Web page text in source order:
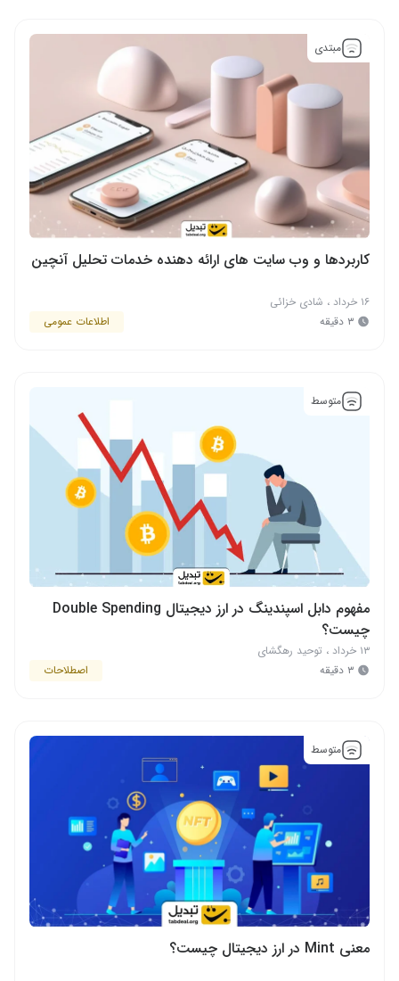
مبتدی
کاربردها و وب سایت های ارائه دهنده خدمات تحلیل آنچین
۱۶ خرداد ، شادی خزائی
۳ دقیقه
اطلاعات عمومی
متوسط
مفهوم دابل اسپندینگ در ارز دیجیتال Double Spending
چیست؟
۱۳ خرداد ، توحید رهگشای
۳ دقیقه
اصطلاحات
متوسط
معنی Mint در ارز دیجیتال چیست؟